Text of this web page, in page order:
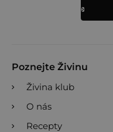
Poznejte Živinu
Živina klub
O nás
Recepty